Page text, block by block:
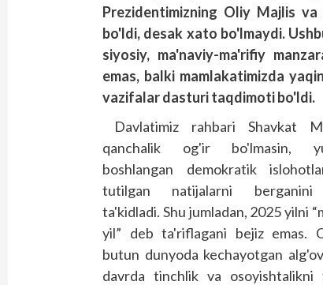
Prezidentimizning Oliy Majlis
bo'ldi, desak xato bo'lmaydi.
siyosiy, ma'naviy-ma'rifiy
emas, balki mamlakatimizda
vazifalar dasturi taqdimoti bo'ldi.
Davlatimiz rahbari Shavkat
qanchalik og'ir bo'lmasin,
boshlangan demokratik
tutilgan natijalarni berganini
ta'kidladi. Shu jumladan, 2025 yilni
yil” deb ta'riflagani bejiz emas.
butun dunyoda kechayotgan
davrda tinchlik va osoyishtalikni